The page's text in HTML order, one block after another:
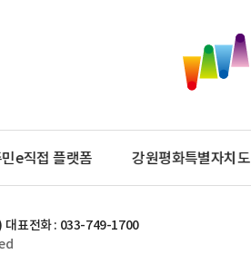
주
시
설
관
리
공
e직접 플랫폼 강원평화특별자치도
대표전화 : 033-749-1700